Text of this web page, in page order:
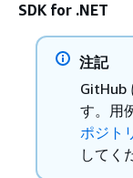
SDK for .NET
注記
GitHub
す。用
ポジト
してく